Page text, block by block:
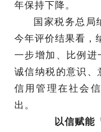
年保持下降。
国家税务总局
今年评价结果看，
一步增加、比例进
诚信纳税的意识、
信用管理在社会
出。
以信赋能